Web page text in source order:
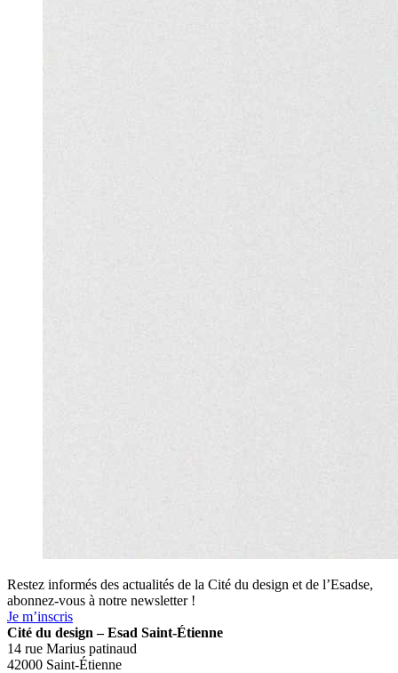
Restez informés des actualités de la Cité du design et de l’Esadse,
abonnez-vous à notre newsletter !
Je m’inscris
Cité du design – Esad Saint-Étienne
14 rue Marius patinaud
42000 Saint-Étienne